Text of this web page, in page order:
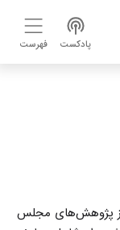
پادکست فهرست
پژوهش‌های مجلس